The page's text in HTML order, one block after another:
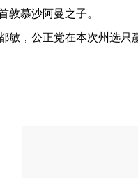
敦慕沙阿曼之子。
敏，公正党在本次州选只